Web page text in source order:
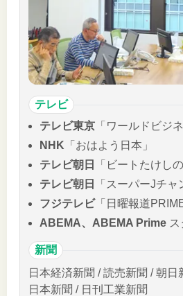
テレビ
テレビ東京 「ワールドビジ
NHK 「おはよう日本」
テレビ朝日
「ビートたけし
テレビ朝日
「スーパーJチャ
フジテレビ「日曜報道PRIME
ABEMA、ABEMA Prime
新聞
日本経済新聞 / 読売新聞 / 朝日
日本新聞 / 日刊工業新聞